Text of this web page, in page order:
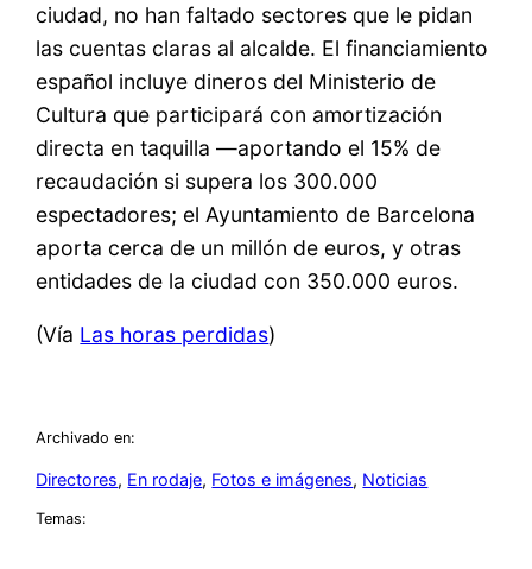
ciudad, no han faltado sectores que le pidan
las cuentas claras al alcalde. El financiamiento
español incluye dineros del Ministerio de
Cultura que participará con amortización
directa en taquilla —aportando el 15% de
recaudación si supera los 300.000
espectadores; el Ayuntamiento de Barcelona
aporta cerca de un millón de euros, y otras
entidades de la ciudad con 350.000 euros.
(Vía Las horas perdidas)
Archivado en:
Directores, En rodaje, Fotos e imágenes, Noticias
Temas: